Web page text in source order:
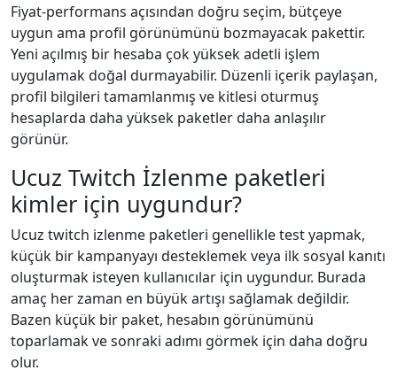
Fiyat-performans açısından doğru seçim, bütçeye
uygun ama profil görünümünü bozmayacak pakettir.
Yeni açılmış bir hesaba çok yüksek adetli işlem
uygulamak doğal durmayabilir. Düzenli içerik paylaşan,
profil bilgileri tamamlanmış ve kitlesi oturmuş
hesaplarda daha yüksek paketler daha anlaşılır
görünür.
Ucuz Twitch İzlenme paketleri
kimler için uygundur?
Ucuz twitch i̇zlenme paketleri genellikle test yapmak,
küçük bir kampanyayı desteklemek veya ilk sosyal kanıtı
oluşturmak isteyen kullanıcılar için uygundur. Burada
amaç her zaman en büyük artışı sağlamak değildir.
Bazen küçük bir paket, hesabın görünümünü
toparlamak ve sonraki adımı görmek için daha doğru
olur.